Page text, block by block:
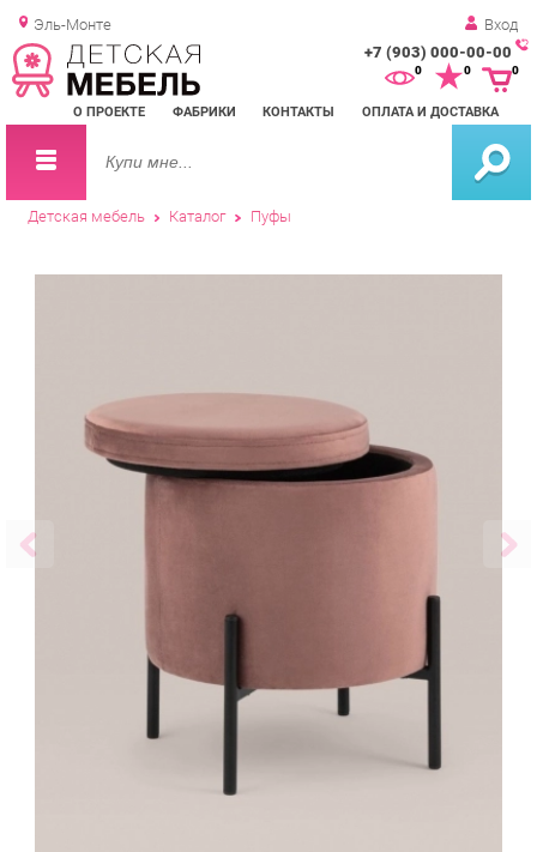
Эль-Монте Вход
+7 (903) 000-00-00
О ПРОЕКТЕ ФАБРИКИ КОНТАКТЫ ОПЛАТА И ДОСТАВКА
0 0
Детская мебель Каталог Пуфы